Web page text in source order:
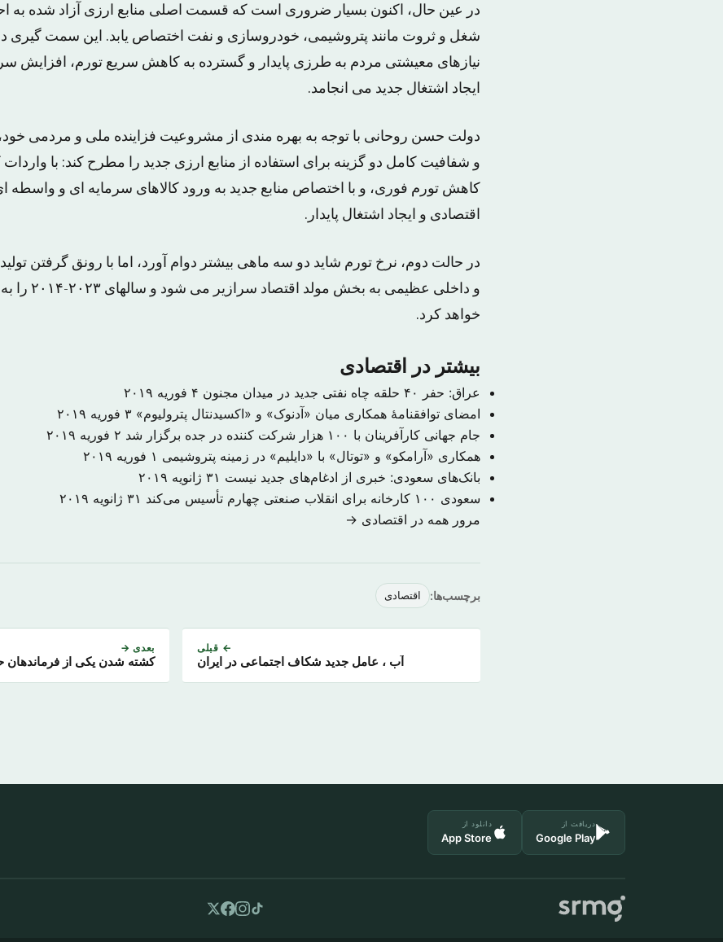
در عین حال، اکنون بسیار ضروری است که قسمت اصلی منابع ارزی آزاد شده به
شغل و ثروت مانند پتروشیمی، خودروسازی و نفت اختصاص یابد. این سمت گیری
نیازهای معیشتی مردم به طرزی پایدار و گسترده به کاهش سریع تورم، افزایش
ایجاد اشتغال جدید می انجامد.
دولت حسن روحانی با توجه به بهره مندی از مشروعیت فزاینده ملی و مردمی
و شفافیت کامل دو گزینه برای استفاده از منابع ارزی جدید را مطرح کند: با
کاهش تورم فوری، و با اختصاص منابع جدید به ورود کالاهای سرمایه ای و
اقتصادی و ایجاد اشتغال پایدار.
در حالت دوم، نرخ تورم شاید دو سه ماهی بیشتر دوام آورد، اما با رونق گرفتن
و داخلی عظیمی به
خواهد کرد.
بیشتر در اقتصادی
عراق: حفر ۴۰ حلقه چاه نفتی جدید در میدان مجنون
۴ فوریه ۲۰۱۹
امضای توافقنامهٔ همکاری میان «آدنوک» و «اکسیدنتال پترولیوم» ۳ فوریه ۲۰۱۹
جام جهانی کارآفرینان با ۱۰۰ هزار شرکت کننده در جده برگزار شد
۲ فوریه ۲۰۱۹
همکاری «آرامکو» و «توتال» با «دایلیم» در زمینه پتروشیمی ۱ فوریه ۲۰۱۹
بانک‌های سعودی: خبری از ادغام‌های جدید نیست ۳۱ ژانویه ۲۰۱۹
سعودی ۱۰۰ کارخانه برای انقلاب صنعتی چهارم تأسیس می‌کند
۳۱ ژانویه ۲۰۱۹
مرور همه در اقتصادی →
برچسب‌ها: اقتصادی
← قبلی
آب ، عامل جدید شکاف اجتماعی در ایران
بعدی →
کشته شدن یکی از فرماندهان
دریافت از
Google Play
دانلود از
App Store